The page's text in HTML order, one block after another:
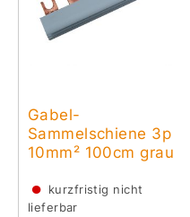
Gabel-
Sammelschiene 3p
10mm² 100cm grau
● kurzfristig nicht
lieferbar